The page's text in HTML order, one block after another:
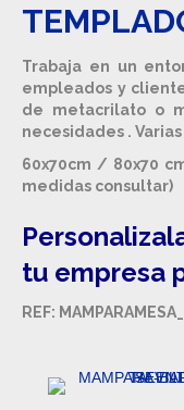
Trabaja en un
empleados y
de metacrilato o
necesidades .
60x70cm / 80x70
medidas consultar)
tu empresa
REF: